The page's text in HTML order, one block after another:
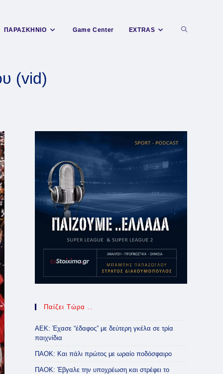
ΠΑΡΑΣΚΗΝΙΟ Game Center EXTRAS Toggle
(vid)
Παίζει Τώρα ..
ΑΕΚ: Έχασε “έδαφος” με δεύτερη γκέλα σε τρία
παιχνίδια
ΠΑΟΚ: Και πάλι πρώτος με ωραίο ποδόσφαιρο
ΠΑΟΚ: Έβγαλε την υποχρέωση και στρέφει το